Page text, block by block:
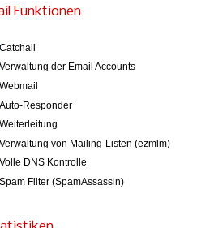
Funktionen
Catchall
Verwaltung der Email Accounts
Webmail
Auto-Responder
Weiterleitung
Verwaltung von Mailing-Listen (ezmlm)
Volle DNS Kontrolle
Spam Filter (SpamAssassin)